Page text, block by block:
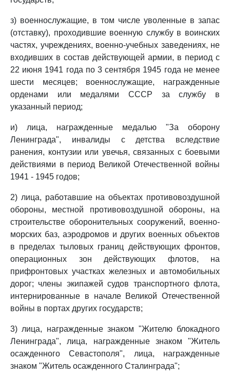
з) военнослужащие, в том числе уволенные в запас
(отставку), проходившие военную службу в воинских
частях, учреждениях, военно-учебных заведениях, не
входивших в состав действующей армии, в период с
22 июня 1941 года по 3 сентября 1945 года не менее
шести месяцев; военнослужащие, награжденные
орденами или медалями СССР за службу в
указанный период;
и) лица, награжденные медалью "За оборону
Ленинграда", инвалиды с детства вследствие
ранения, контузии или увечья, связанных с боевыми
действиями в период Великой Отечественной войны
1941 - 1945 годов;
2) лица, работавшие на объектах противовоздушной
обороны, местной противовоздушной обороны, на
строительстве оборонительных сооружений, военно-
морских баз, аэродромов и других военных объектов
в пределах тыловых границ действующих фронтов,
операционных зон действующих флотов, на
прифронтовых участках железных и автомобильных
дорог; члены экипажей судов транспортного флота,
интернированные в начале Великой Отечественной
войны в портах других государств;
3) лица, награжденные знаком "Жителю блокадного
Ленинграда", лица, награжденные знаком "Житель
осажденного Севастополя", лица, награжденные
знаком "Житель осажденного Сталинграда";